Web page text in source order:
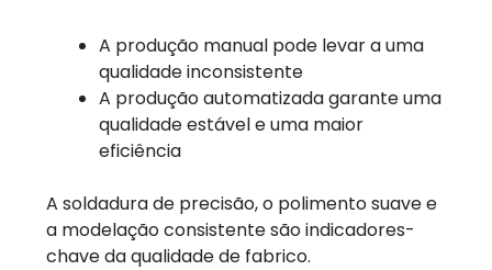
A produção manual pode levar a uma
qualidade inconsistente
A produção automatizada garante uma
qualidade estável e uma maior
eficiência
A soldadura de precisão, o polimento suave e
a modelação consistente são indicadores-
chave da qualidade de fabrico.